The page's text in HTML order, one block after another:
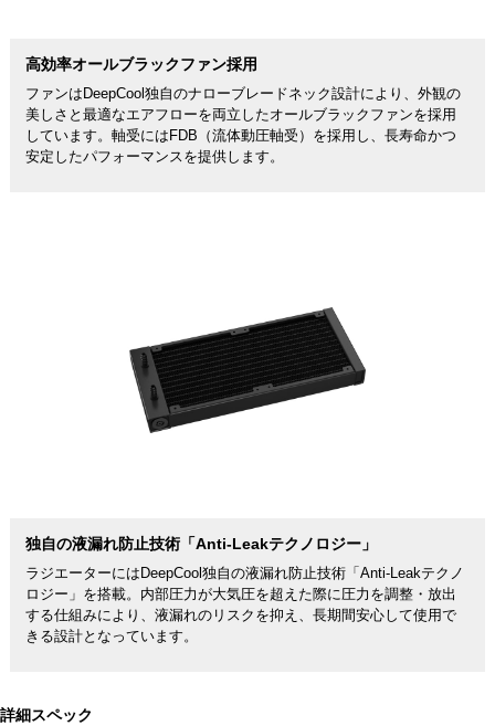
高効率オールブラックファン採用
ファンはDeepCool独自のナローブレードネック設計により、外観の
美しさと最適なエアフローを両立したオールブラックファンを採用
しています。軸受にはFDB（流体動圧軸受）を採用し、長寿命かつ
安定したパフォーマンスを提供します。
独自の液漏れ防止技術「Anti-Leakテクノロジー」
ラジエーターにはDeepCool独自の液漏れ防止技術「Anti-Leakテクノ
ロジー」を搭載。内部圧力が大気圧を超えた際に圧力を調整・放出
する仕組みにより、液漏れのリスクを抑え、長期間安心して使用で
きる設計となっています。
詳細スペック